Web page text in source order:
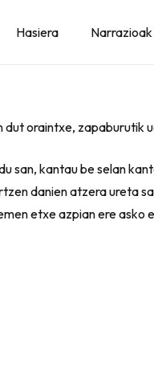
Hasiera Narrazioak
oraintxe, zapaburutik
san, kantau be selan
danien atzera ureta
etxe azpian ere